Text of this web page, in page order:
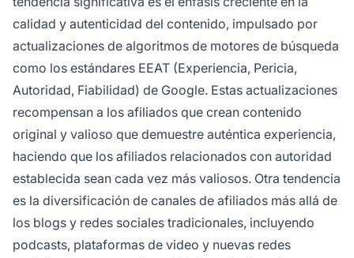
calidad y autenticidad del contenido, impulsado por
actualizaciones de algoritmos de motores de búsqueda
como los estándares EEAT (Experiencia, Pericia,
Autoridad, Fiabilidad) de Google. Estas actualizaciones
recompensan a los afiliados que crean contenido
original y valioso que demuestre auténtica experiencia,
haciendo que los afiliados relacionados con autoridad
establecida sean cada vez más valiosos. Otra tendencia
es la diversificación de canales de afiliados más allá de
los blogs y redes sociales tradicionales, incluyendo
podcasts, plataformas de video y nuevas redes